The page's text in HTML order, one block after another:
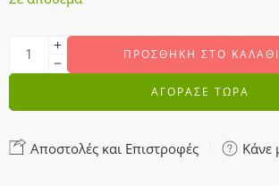
ΠΡΟΣΘΉΚΗ ΣΤΟ ΚΑΛΆΘΙ
ΑΓΟΡΑΣΕ ΤΩΡΑ
Αποστολές και Επιστροφές Κάνε